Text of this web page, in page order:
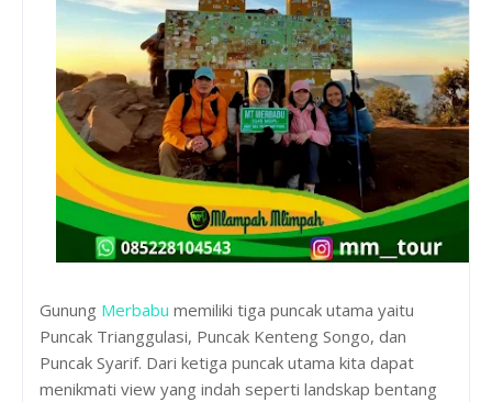
Gunung Merbabu memiliki tiga puncak utama yaitu
Puncak Trianggulasi, Puncak Kenteng Songo, dan
Puncak Syarif. Dari ketiga puncak utama kita dapat
menikmati view yang indah seperti landskap bentang